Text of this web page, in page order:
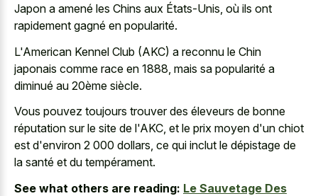
Japon a amené les Chins aux États-Unis, où ils ont
rapidement gagné en popularité.
L'American Kennel Club (AKC) a reconnu le Chin
japonais comme race en 1888, mais sa popularité a
diminué au 20ème siècle.
Vous pouvez toujours trouver des éleveurs de bonne
réputation sur le site de l'AKC, et le prix moyen d'un chiot
est d'environ 2 000 dollars, ce qui inclut le dépistage de
la santé et du tempérament.
See what others are reading: Le Sauvetage Des